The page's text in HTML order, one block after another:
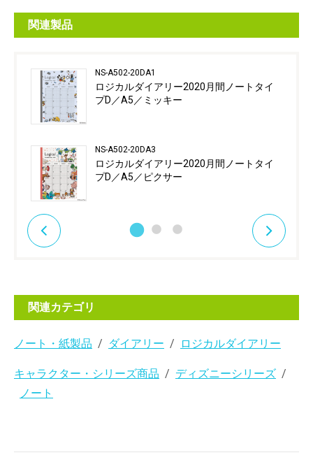
関連製品
NS-A502-20DA1
ロジカルダイアリー2020月間ノートタイ
プD／A5／ミッキー
NS-A502-20DA3
ロジカルダイアリー2020月間ノートタイ
プD／A5／ピクサー
関連カテゴリ
ノート・紙製品 ダイアリー ロジカルダイアリー
キャラクター・シリーズ商品
ディズニーシリーズ
ノート